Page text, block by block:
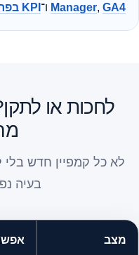
Manager, GA4 ו־ KPI בפרסום בגוגל
לחכות או
לא כל קמפיין חדש בלי
בעיה
מצב